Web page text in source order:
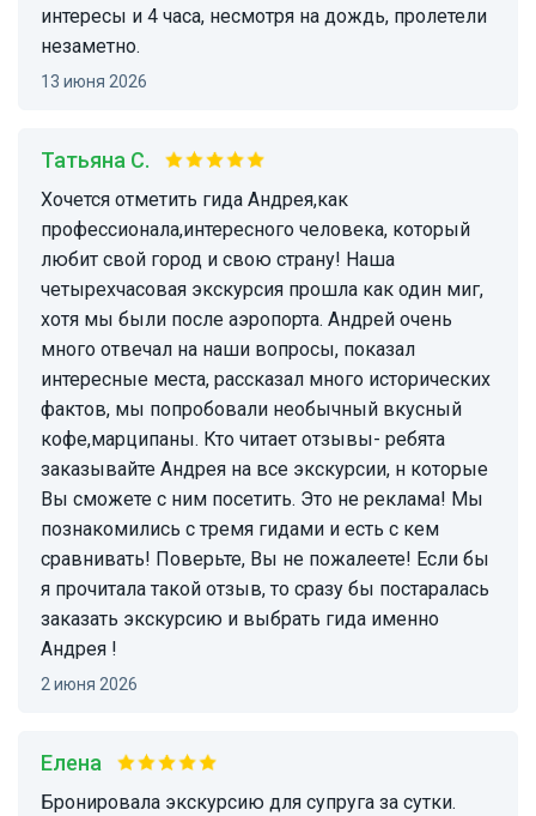
интересы и 4 часа, несмотря на дождь, пролетели
незаметно.
13 июня 2026
Татьяна С.
Хочется отметить гида Андрея,как
профессионала,интересного человека, который
любит свой город и свою страну! Наша
четырехчасовая экскурсия прошла как один миг,
хотя мы были после аэропорта. Андрей очень
много отвечал на наши вопросы, показал
интересные места, рассказал много исторических
фактов, мы попробовали необычный вкусный
кофе,марципаны. Кто читает отзывы- ребята
заказывайте Андрея на все экскурсии, н которые
Вы сможете с ним посетить. Это не реклама! Мы
познакомились с тремя гидами и есть с кем
сравнивать! Поверьте, Вы не пожалеете! Если бы
я прочитала такой отзыв, то сразу бы постаралась
заказать экскурсию и выбрать гида именно
Андрея !
2 июня 2026
Елена
Бронировала экскурсию для супруга за сутки.